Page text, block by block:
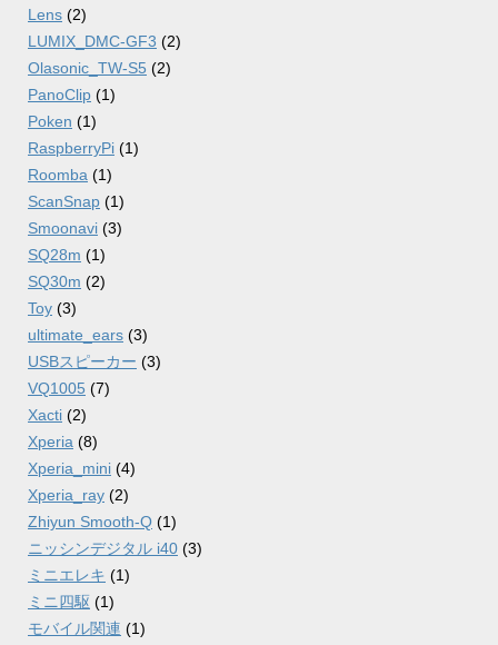
Lens (2)
LUMIX_DMC-GF3 (2)
Olasonic_TW-S5 (2)
PanoClip (1)
Poken (1)
RaspberryPi (1)
Roomba (1)
ScanSnap (1)
Smoonavi (3)
SQ28m (1)
SQ30m (2)
Toy (3)
ultimate_ears (3)
USBスピーカー (3)
VQ1005 (7)
Xacti (2)
Xperia (8)
Xperia_mini (4)
Xperia_ray (2)
Zhiyun Smooth-Q (1)
ニッシンデジタル i40 (3)
ミニエレキ (1)
ミニ四駆 (1)
モバイル関連 (1)